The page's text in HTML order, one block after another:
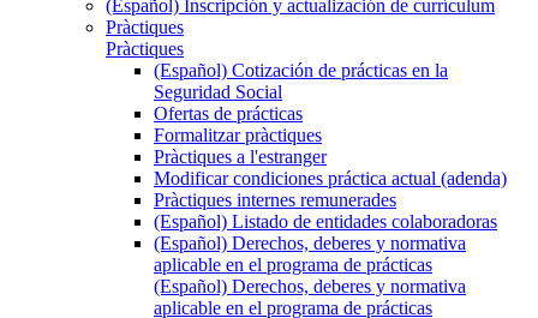
(Español) Inscripción y actualización de currículum
Pràctiques
Pràctiques
(Español) Cotización de prácticas en la
Seguridad Social
Ofertas de prácticas
Formalitzar pràctiques
Pràctiques a l'estranger
Modificar condiciones práctica actual (adenda)
Pràctiques internes remunerades
(Español) Listado de entidades colaboradoras
(Español) Derechos, deberes y normativa
aplicable en el programa de prácticas
(Español) Derechos, deberes y normativa
aplicable en el programa de prácticas